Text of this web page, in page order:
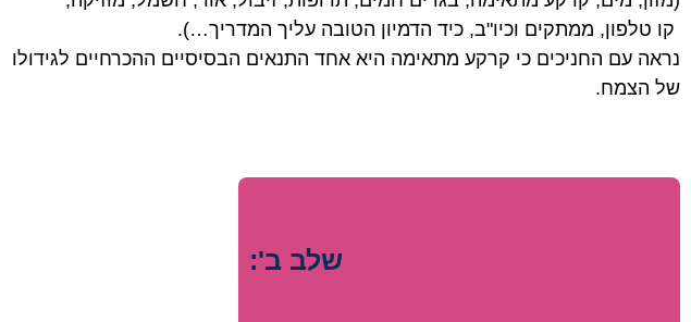
קו טלפון, ממתקים וכיו"ב, כיד הדמיון הטובה עליך המדריך…).
נראה עם החניכים כי קרקע מתאימה היא אחד התנאים הבסיסיים ההכרחיים לגידולו
של הצמח.
שלב ב':